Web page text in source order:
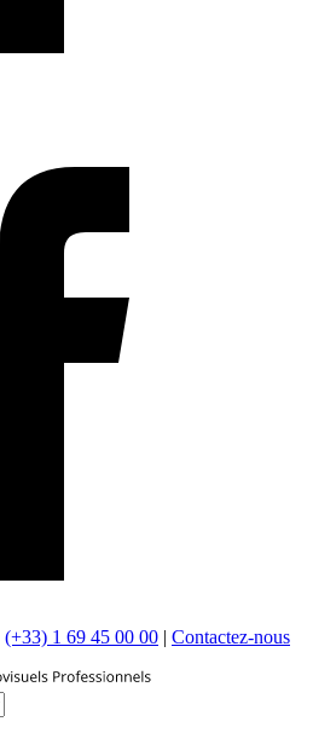
(+33) 1 69 45 00 00 | Contactez-nous